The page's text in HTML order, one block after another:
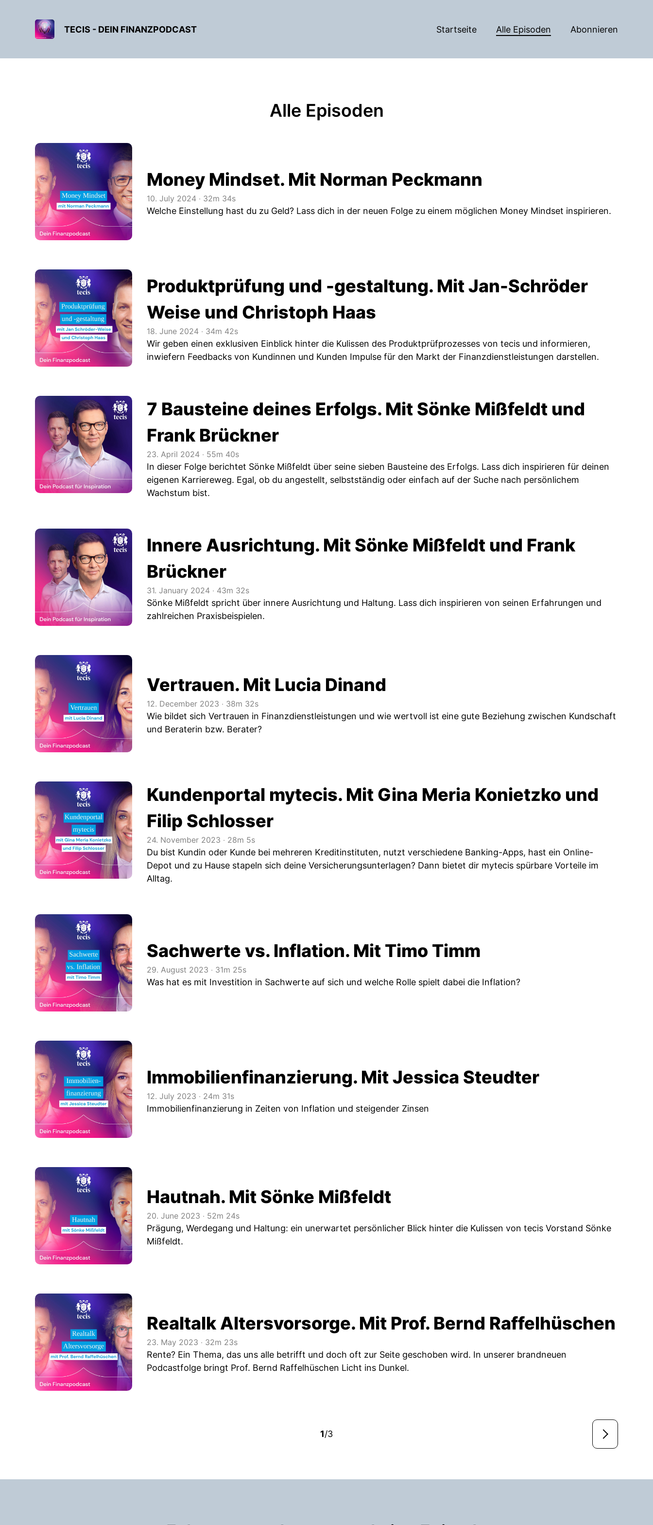
TECIS - DEIN FINANZPODCAST Startseite Alle Episoden Abonnieren
Alle Episoden
Money Mindset. Mit Norman Peckmann
10. July 2024 ‧ 32m 34s
Welche Einstellung hast du zu Geld? Lass dich in der neuen Folge zu einem möglichen Money Mindset inspirieren.
Produktprüfung und -gestaltung. Mit Jan-Schröder
Weise und Christoph Haas
18. June 2024 ‧ 34m 42s
Wir geben einen exklusiven Einblick hinter die Kulissen des Produktprüfprozesses von tecis und informieren,
inwiefern Feedbacks von Kundinnen und Kunden Impulse für den Markt der Finanzdienstleistungen darstellen.
7 Bausteine deines Erfolgs. Mit Sönke Mißfeldt und
Frank Brückner
23. April 2024 ‧ 55m 40s
In dieser Folge berichtet Sönke Mißfeldt über seine sieben Bausteine des Erfolgs. Lass dich inspirieren für deinen
eigenen Karriereweg. Egal, ob du angestellt, selbstständig oder einfach auf der Suche nach persönlichem
Wachstum bist.
Innere Ausrichtung. Mit Sönke Mißfeldt und Frank
Brückner
31. January 2024 ‧ 43m 32s
Sönke Mißfeldt spricht über innere Ausrichtung und Haltung. Lass dich inspirieren von seinen Erfahrungen und
zahlreichen Praxisbeispielen.
Vertrauen. Mit Lucia Dinand
12. December 2023 ‧ 38m 32s
Wie bildet sich Vertrauen in Finanzdienstleistungen und wie wertvoll ist eine gute Beziehung zwischen Kundschaft
und Beraterin bzw. Berater?
Kundenportal mytecis. Mit Gina Meria Konietzko und
Filip Schlosser
24. November 2023 ‧ 28m 5s
Du bist Kundin oder Kunde bei mehreren Kreditinstituten, nutzt verschiedene Banking-Apps, hast ein Online-
Depot und zu Hause stapeln sich deine Versicherungsunterlagen? Dann bietet dir mytecis spürbare Vorteile im
Alltag.
Sachwerte vs. Inflation. Mit Timo Timm
29. August 2023 ‧ 31m 25s
Was hat es mit Investition in Sachwerte auf sich und welche Rolle spielt dabei die Inflation?
Immobilienfinanzierung. Mit Jessica Steudter
12. July 2023 ‧ 24m 31s
Immobilienfinanzierung in Zeiten von Inflation und steigender Zinsen
Hautnah. Mit Sönke Mißfeldt
20. June 2023 ‧ 52m 24s
Prägung, Werdegang und Haltung: ein unerwartet persönlicher Blick hinter die Kulissen von tecis Vorstand Sönke
Mißfeldt.
Realtalk Altersvorsorge. Mit Prof. Bernd Raffelhüschen
23. May 2023 ‧ 32m 23s
Rente? Ein Thema, das uns alle betrifft und doch oft zur Seite geschoben wird. In unserer brandneuen
Podcastfolge bringt Prof. Bernd Raffelhüschen Licht ins Dunkel.
1/3